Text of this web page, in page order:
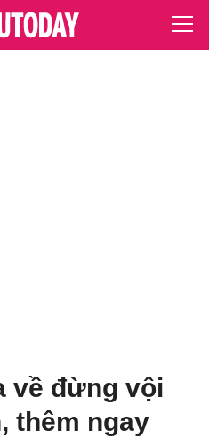
về đừng vội
thêm ngay